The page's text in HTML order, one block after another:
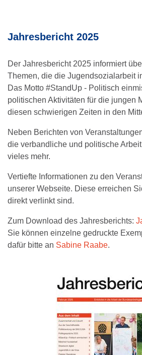
Jahresbericht 2025
Der Jahresbericht 2025 informiert
Themen, die die Jugendsozialarbeit
Das Motto #StandUp - Politisch
politischen Aktivitäten für die jungen
diesen schwierigen Zeiten in den
Neben Berichten von
die verbandliche und politische
vieles mehr.
Vertiefte Informationen zu den
unserer Webseite. Diese erreichen
direkt verlinkt sind.
Zum Download des Jahresberichts:
Sie können einzelne gedruckte
dafür bitte an Sabine Raabe.